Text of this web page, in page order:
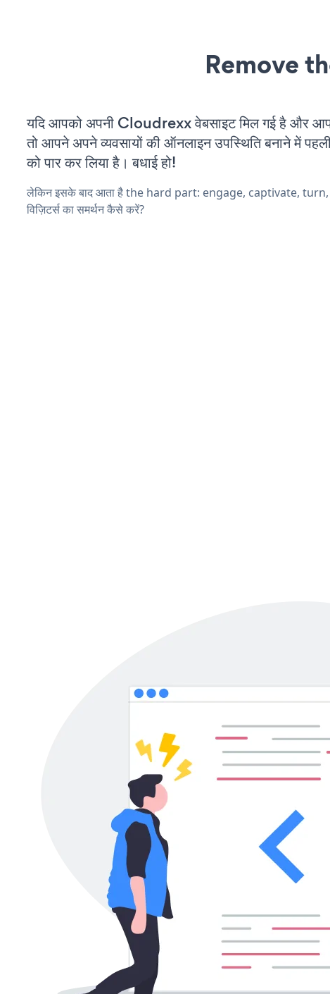
Remove
यदि आपको अपनी Cloudrexx वेबसाइट मिल गई है और
तो आपने अपने व्यवसायों की ऑनलाइन उपस्थिति बनाने में
को पार कर लिया है। बधाई हो!
लेकिन इसके बाद आता है the hard part: engage, captivate,
विज़िटर्स का समर्थन कैसे करें?